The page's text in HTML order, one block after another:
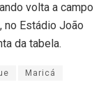
volta a campo
no Estádio João
da tabela.
Maricá